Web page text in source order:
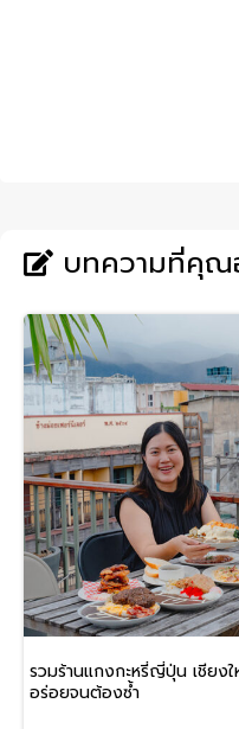
บทความที่คุณ
รวมร้านแกงกะหรี่ญี่ปุ่น เชียงใ
อร่อยจนต้องซ้ำ